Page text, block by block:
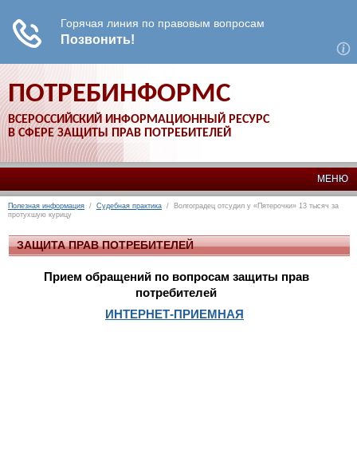
ПОТРЕБИНФОРМС
ВСЕРОССИЙСКИЙ ИНФОРМАЦИОННЫЙ РЕСУРС
В СФЕРЕ ЗАЩИТЫ ПРАВ ПОТРЕБИТЕЛЕЙ
МЕНЮ
Полезная информация / Судебная практика / Волгоградец отсудил у «Пятерочки» 13 тысяч за
протухшую курицу
ЗАЩИТА ПРАВ ПОТРЕБИТЕЛЕЙ
Прием обращений по вопросам защиты прав
потребителей
ИНТЕРНЕТ-ПРИЕМНАЯ